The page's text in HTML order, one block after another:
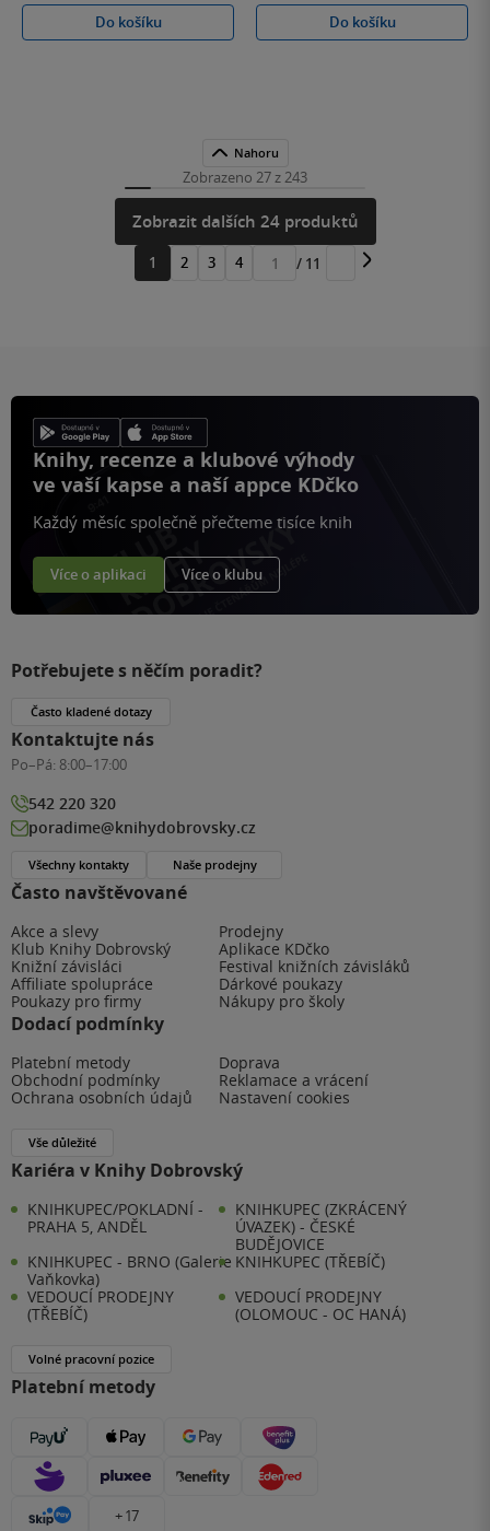
Do košíku
Do košíku
Nahoru
Zobrazeno 27 z 243
Zobrazit dalších 24 produktů
1 2 3 4
Přejít
/ 11
Knihy, recenze a klubové výhody
ve vaší kapse a naší appce KDčko
Každý měsíc společně přečteme tisíce knih
Více o aplikaci Více o klubu
Často navštěvované
Akce a slevy
Prodejny
Klub Knihy Dobrovský
Aplikace KDčko
Knižní závisláci
Festival knižních závisláků
Affiliate spolupráce
Dárkové poukazy
Poukazy pro firmy
Nákupy pro školy
Dodací podmínky
Platební metody
Doprava
Obchodní podmínky
Reklamace a vrácení
Ochrana osobních údajů
Nastavení cookies
Vše důležité
Kariéra v Knihy Dobrovský
KNIHKUPEC/POKLADNÍ -
PRAHA 5, ANDĚL
KNIHKUPEC (ZKRÁCENÝ
ÚVAZEK) - ČESKÉ
BUDĚJOVICE
KNIHKUPEC - BRNO (Galerie
Vaňkovka)
KNIHKUPEC (TŘEBÍČ)
VEDOUCÍ PRODEJNY
(TŘEBÍČ)
VEDOUCÍ PRODEJNY
(OLOMOUC - OC HANÁ)
Volné pracovní pozice
Platební metody
+ 17
Potřebujete s něčím poradit?
Často kladené dotazy
Kontaktujte nás
Po–Pá: 8:00–17:00
542 220 320
poradime@knihydobrovsky.cz
Všechny kontakty Naše prodejny